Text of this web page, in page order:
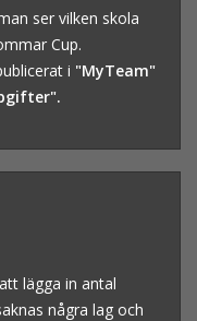
ser vilken skola
Cup.
i "MyTeam"
lägga in antal
några lag och